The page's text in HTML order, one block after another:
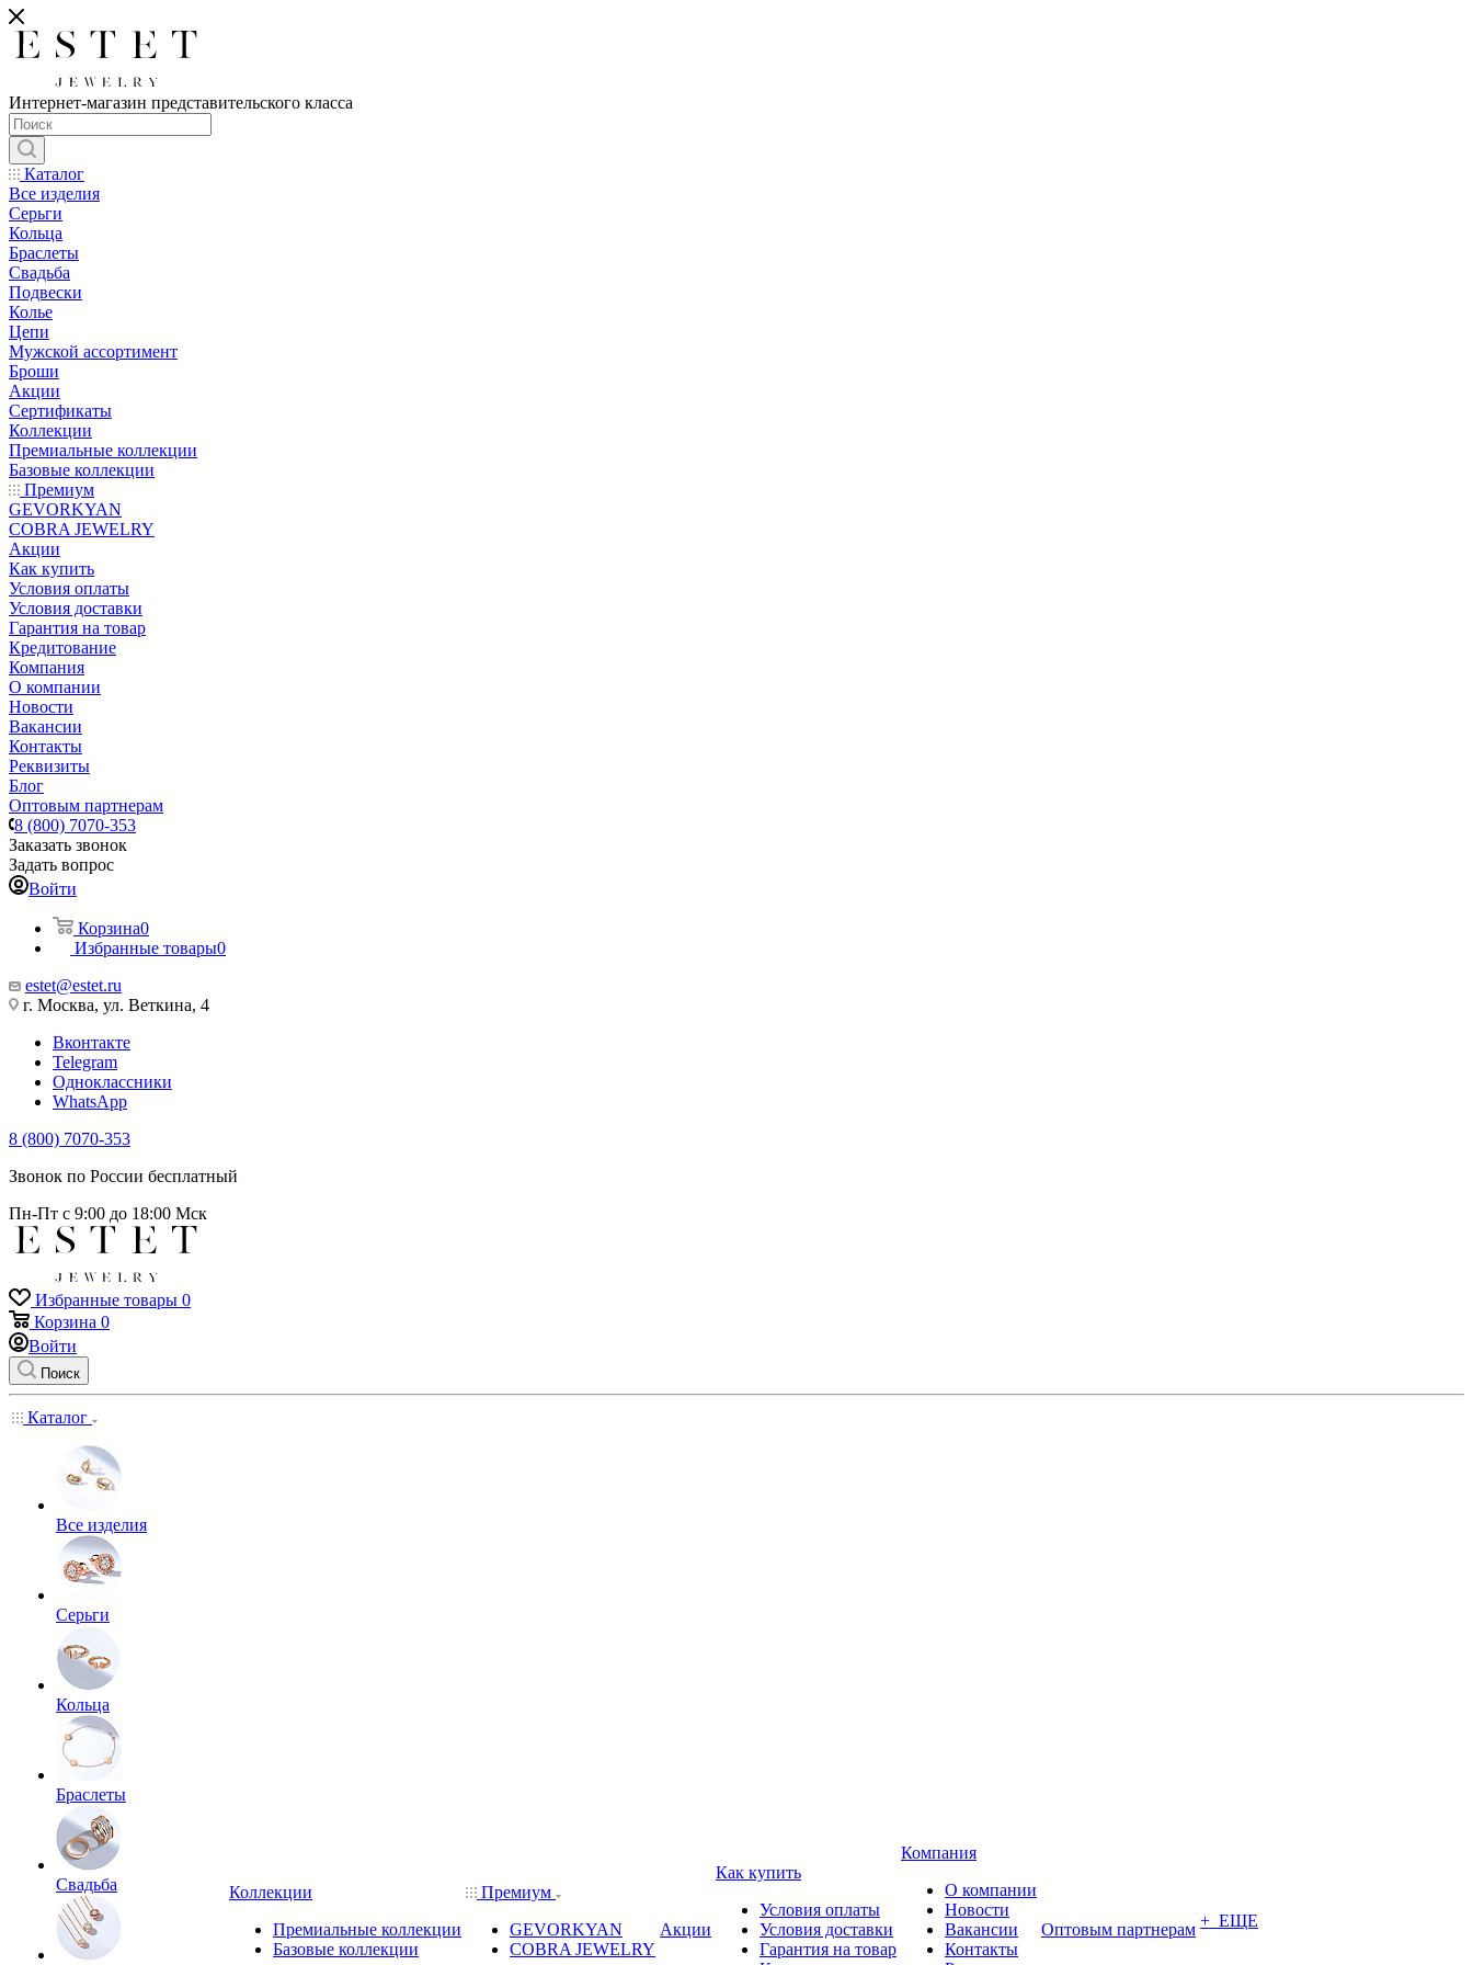
Интернет-магазин представительского класса
Каталог
Все изделия
Серьги
Кольца
Браслеты
Свадьба
Подвески
Колье
Цепи
Мужской ассортимент
Броши
Акции
Сертификаты
Коллекции
Премиальные коллекции
Базовые коллекции
Премиум
GEVORKYAN
COBRA JEWELRY
Акции
Как купить
Условия оплаты
Условия доставки
Гарантия на товар
Кредитование
Компания
О компании
Новости
Вакансии
Контакты
Реквизиты
Блог
Оптовым партнерам
8 (800) 7070-353
Заказать звонок
Задать вопрос
Войти
Корзина0
Избранные товары0
estet@estet.ru
г. Москва, ул. Веткина, 4
Вконтакте
Telegram
Одноклассники
WhatsApp
8 (800) 7070-353
Звонок по России бесплатный
Пн-Пт с 9:00 до 18:00 Мск
Избранные товары 0
Корзина 0
Войти
Поиск
Каталог
Все изделия
Серьги
Кольца
Браслеты
Свадьба
Коллекции
Премиальные коллекции
Базовые коллекции
Премиум
GEVORKYAN
COBRA JEWELRY
Акции
Как купить
Условия оплаты
Условия доставки
Гарантия на товар
Компания
О компании
Новости
Вакансии
Контакты
Оптовым партнерам + ЕЩЕ